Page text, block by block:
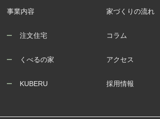
事業内容
注文住宅
くべるの家
KUBERU
家づくりの流れ
コラム
アクセス
採用情報